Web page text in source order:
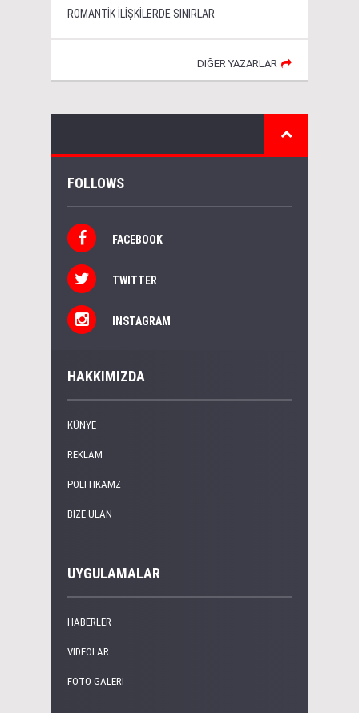
ROMANTİK İLİŞKİLERDE SINIRLAR
DIĞER YAZARLAR
FOLLOWS
FACEBOOK
TWITTER
INSTAGRAM
HAKKIMIZDA
KÜNYE
REKLAM
POLITIKAMZ
BIZE ULAN
UYGULAMALAR
HABERLER
VIDEOLAR
FOTO GALERI